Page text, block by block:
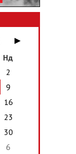
▶
Нд
2
9
16
23
30
6